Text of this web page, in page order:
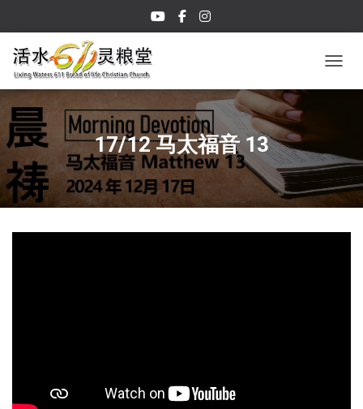
17/12 马太福音 13